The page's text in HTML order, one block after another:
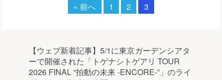
« 前へ 1 2 3
【ウェブ新着記事】5/1に東京ガーデンシアタ
ーで開催された「トゲナシトゲアリ TOUR
2026 FINAL “拍動の未来 -ENCORE-”」のライ